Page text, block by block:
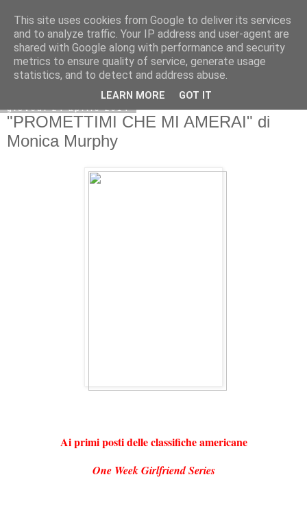
giovedì 24 aprile 2014
"PROMETTIMI CHE MI AMERAI" di
Monica Murphy
Ai primi posti delle classifiche americane
One Week Girlfriend Series
This site uses cookies from Google to deliver its services
and to analyze traffic. Your IP address and user-agent are
shared with Google along with performance and security
metrics to ensure quality of service, generate usage
statistics, and to detect and address abuse.
LEARN MORE GOT IT